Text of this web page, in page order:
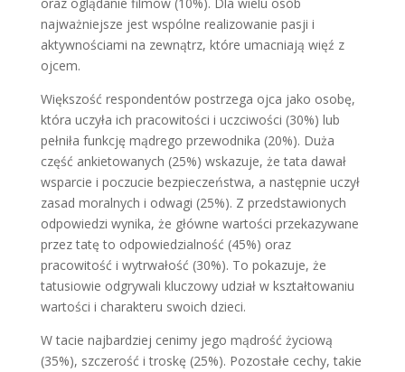
najważniejsze jest wspólne realizowanie pasji i
aktywnościami na zewnątrz, które umacniają więź z
ojcem.
Większość respondentów postrzega ojca jako osobę,
która uczyła ich pracowitości i uczciwości (30%) lub
pełniła funkcję mądrego przewodnika (20%). Duża
część ankietowanych (25%) wskazuje, że tata dawał
wsparcie i poczucie bezpieczeństwa, a następnie uczył
zasad moralnych i odwagi (25%). Z przedstawionych
odpowiedzi wynika, że główne wartości przekazywane
przez tatę to odpowiedzialność (45%) oraz
pracowitość i wytrwałość (30%). To pokazuje, że
tatusiowie odgrywali kluczowy udział w kształtowaniu
wartości i charakteru swoich dzieci.
W tacie najbardziej cenimy jego mądrość życiową
(35%), szczerość i troskę (25%). Pozostałe cechy, takie